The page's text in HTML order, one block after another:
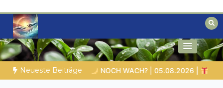
Inhalt
springen
Geheimnisse der Bibel
Biblische Einsichten für Menschen auf
der Suche
Neueste Beiträge
| 05.08.2026 | Was schenkst du Jesus?